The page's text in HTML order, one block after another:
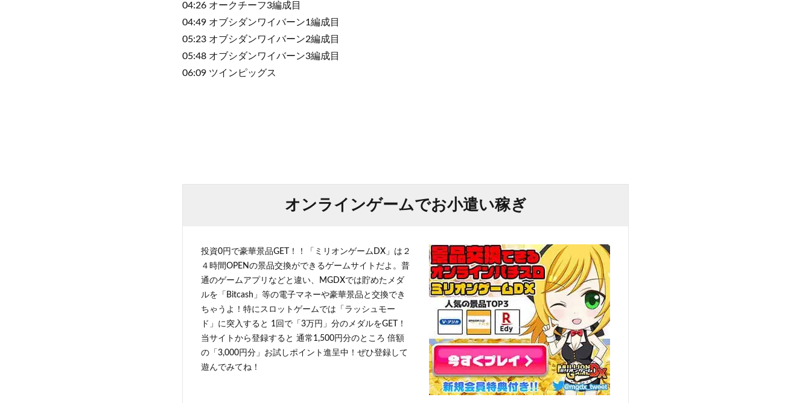
04:26 オークチーフ3編成目
04:49 オブシダンワイバーン1編成目
05:23 オブシダンワイバーン2編成目
05:48 オブシダンワイバーン3編成目
06:09 ツインピッグス
オンラインゲームでお小遣い稼ぎ
投資0円で豪華景品GET！！「ミリオンゲームDX」は２
４時間OPENの景品交換ができるゲームサイトだよ。普
通のゲームアプリなどと違い、MGDXでは貯めたメダ
ルを「Bitcash」等の電子マネーや豪華景品と交換でき
ちゃうよ！特にスロットゲームでは「ラッシュモー
ド」に突入すると 1回で「3万円」分のメダルをGET！
当サイトから登録すると 通常1,500円分のところ 倍額
の「3,000円分」お試しポイント進呈中！ぜひ登録して
遊んでみてね！